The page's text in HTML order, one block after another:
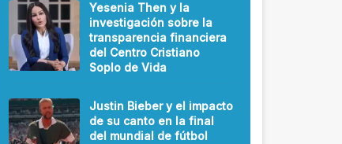
Yesenia Then y la
investigación sobre la
transparencia financiera
del Centro Cristiano
Soplo de Vida
Justin Bieber y el impacto
de su canto en la final
del mundial de fútbol